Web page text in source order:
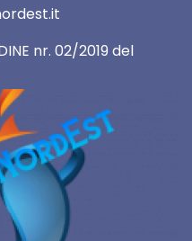
nr. 02/2019 del